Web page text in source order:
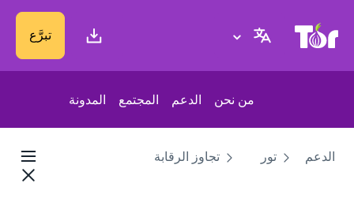
موقع Tor Project تبرَّع
من نحن الدعم المجتمع المدونة
الدعم تور تجاوز الرقابة